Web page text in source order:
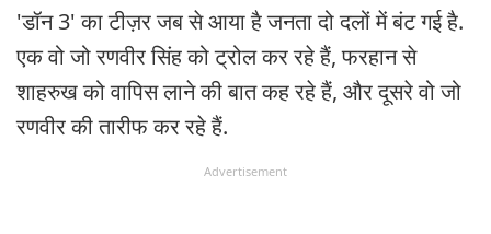
'डॉन 3' का टीज़र जब से आया है जनता दो दलों में बंट गई है.
एक वो जो रणवीर सिंह को ट्रोल कर रहे हैं, फरहान से
शाहरुख को वापिस लाने की बात कह रहे हैं, और दूसरे वो जो
रणवीर की तारीफ कर रहे हैं.
Advertisement